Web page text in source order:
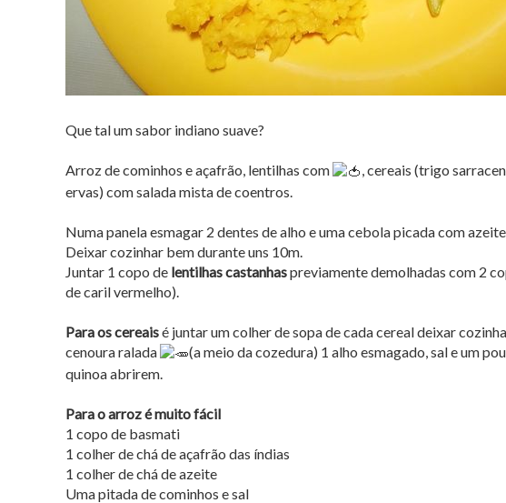
Que tal um sabor indiano suave?
Arroz de cominhos e açafrão, lentilhas com
, cereais (trigo
ervas) com salada mista de coentros.
Numa panela esmagar 2 dentes de alho e uma cebola picada com
Deixar cozinhar bem durante uns 10m.
Juntar 1 copo de lentilhas castanhaspreviamente demolhadas com 2
de caril vermelho).
Para os cereaisé juntar um colher de sopa de cada cereal deixar
cenoura ralada
(a meio da cozedura) 1 alho esmagado, sal e um
quinoa abrirem.
Para o arroz é muito fácil
1 copo de basmati
1 colher de chá de açafrão das índias
1 colher de chá de azeite
Uma pitada de cominhos e sal